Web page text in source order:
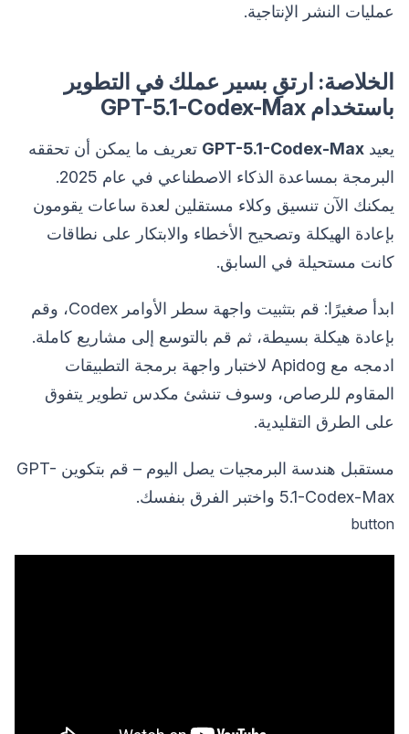
عمليات النشر الإنتاجية.
الخلاصة: ارتقِ بسير عملك في التطوير
باستخدام GPT-5.1-Codex-Max
يعيد GPT-5.1-Codex-Max تعريف ما يمكن أن تحققه
البرمجة بمساعدة الذكاء الاصطناعي في عام 2025.
يمكنك الآن تنسيق وكلاء مستقلين لعدة ساعات يقومون
بإعادة الهيكلة وتصحيح الأخطاء والابتكار على نطاقات
كانت مستحيلة في السابق.
ابدأ صغيرًا: قم بتثبيت واجهة سطر الأوامر Codex، وقم
بإعادة هيكلة بسيطة، ثم قم بالتوسع إلى مشاريع كاملة.
ادمجه مع Apidog لاختبار واجهة برمجة التطبيقات
المقاوم للرصاص، وسوف تنشئ مكدس تطوير يتفوق
على الطرق التقليدية.
مستقبل هندسة البرمجيات يصل اليوم – قم بتكوين GPT-
5.1-Codex-Max واختبر الفرق بنفسك.
button